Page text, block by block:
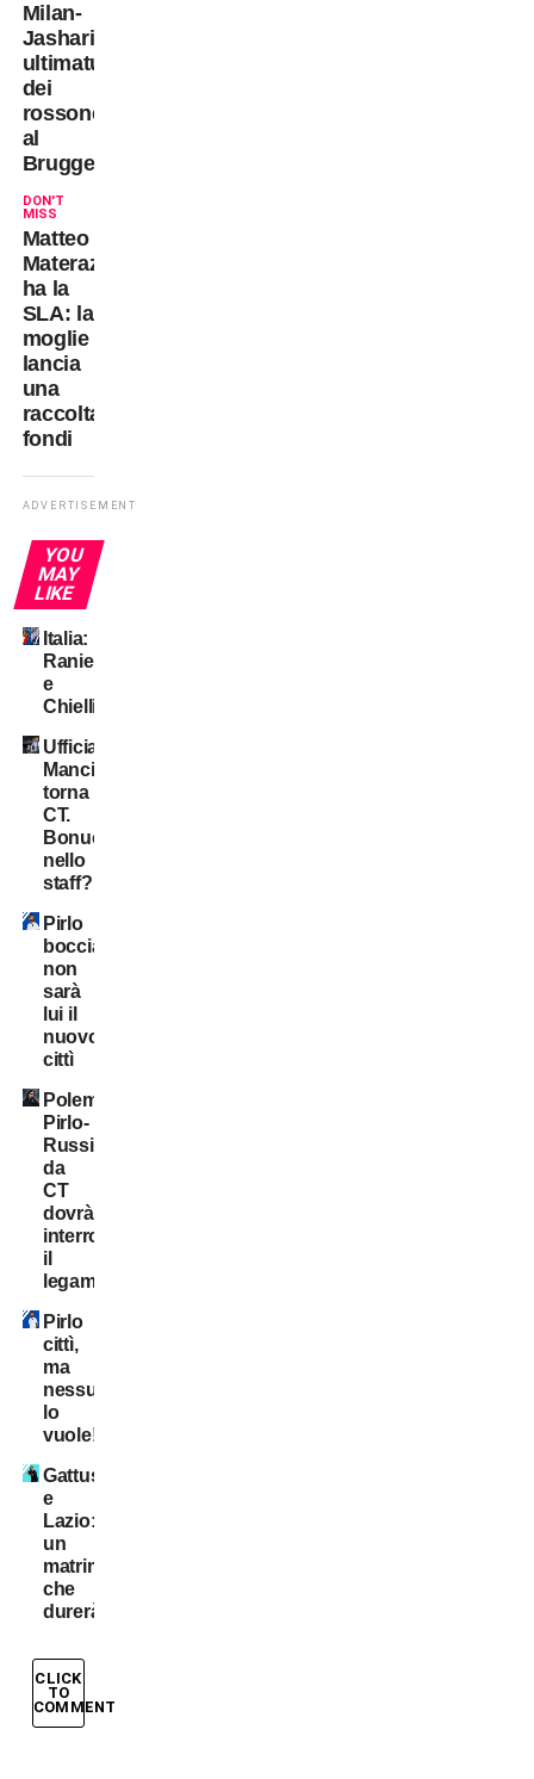
Milan-
Jashari:
ultimatum
dei
rossoneri
al
Brugge
DON'T
MISS
Matteo
Materazzi
ha la
SLA: la
moglie
lancia
una
raccolta
fondi
ADVERTISEMENT
YOU
MAY
LIKE
Italia:
Ranieri
e
Chiellini?
Ufficiale:
Mancini
torna
CT.
Bonucci
nello
staff?
Pirlo
bocciato:
non
sarà
lui il
nuovo
cittì
Polemica
Pirlo-
Russia:
da
CT
dovrà
interrompere
il
legame
Pirlo
cittì,
ma
nessuno
lo
vuole!
Gattuso
e
Lazio:
un
matrimonio
che
durerà?
CLICK
TO
COMMENT